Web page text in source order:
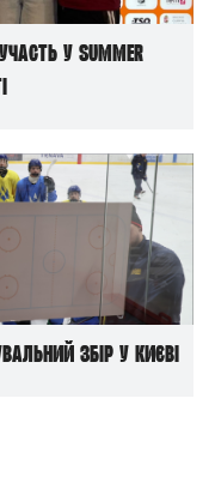
у Summer
збір у Києві